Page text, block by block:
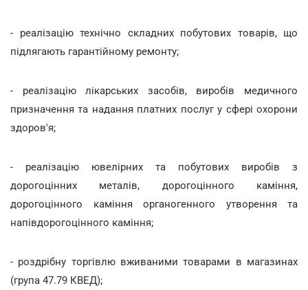
- реалізацію технічно складних побутових товарів, що
підлягають гарантійному ремонту;
- реалізацію лікарських засобів, виробів медичного
призначення та надання платних послуг у сфері охорони
здоров'я;
- реалізацію ювелірних та побутових виробів з
дорогоцінних металів, дорогоцінного каміння,
дорогоцінного каміння органогенного утворення та
напівдорогоцінного каміння;
- роздрібну торгівлю вживаними товарами в магазинах
(група 47.79 КВЕД);